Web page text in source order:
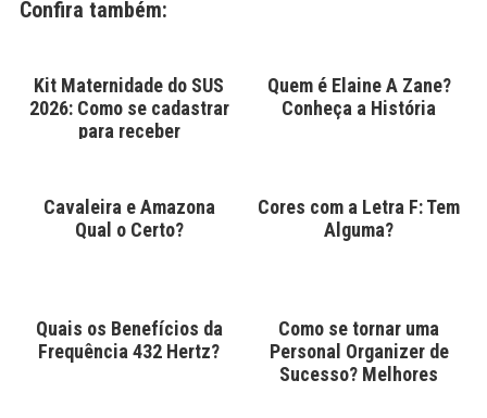
Confira também:
Kit Maternidade do SUS
2026: Como se cadastrar
para receber
Quem é Elaine A Zane?
Conheça a História
Cavaleira e Amazona
Qual o Certo?
Cores com a Letra F: Tem
Alguma?
Quais os Benefícios da
Frequência 432 Hertz?
Como se tornar uma
Personal Organizer de
Sucesso? Melhores